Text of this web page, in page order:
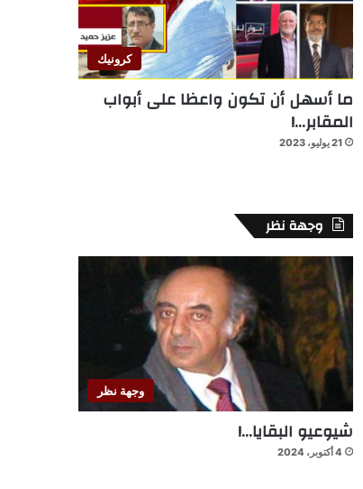
كرونيك
ما أسهل أن تكون واعظا على أبواب
المقابر…!
21 يوليو، 2023
وجهة نظر
وجهة نظر
شيوعيو البقايا…!
4 أكتوبر، 2024